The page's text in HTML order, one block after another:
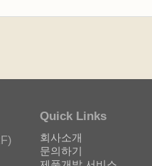
Quick Links
회사소개
문의하기